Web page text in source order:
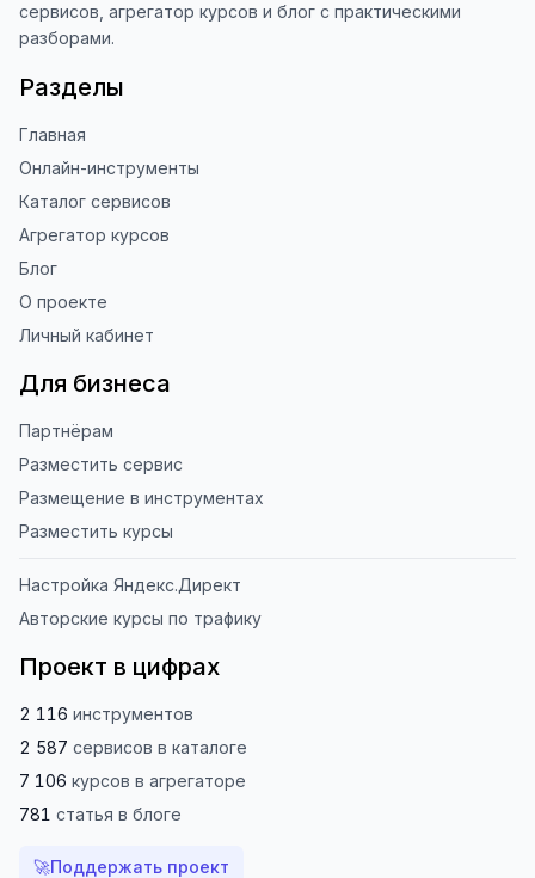
сервисов, агрегатор курсов и блог с практическими
разборами.
Разделы
Главная
Онлайн-инструменты
Каталог сервисов
Агрегатор курсов
Блог
О проекте
Личный кабинет
Для бизнеса
Партнёрам
Разместить сервис
Размещение в инструментах
Разместить курсы
Настройка Яндекс.Директ
Авторские курсы по трафику
Проект в цифрах
2 116 инструментов
2 587 сервисов в каталоге
7 106 курсов в агрегаторе
781 статья в блоге
🚀Поддержать проект